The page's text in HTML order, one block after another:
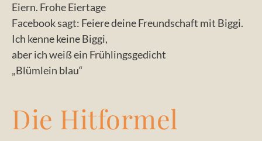
Eiern. Frohe Eiertage
Facebook sagt: Feiere deine Freundschaft mit Biggi.
Ich kenne keine Biggi,
aber ich weiß ein Frühlingsgedicht
„Blümlein blau“
Die Hitformel